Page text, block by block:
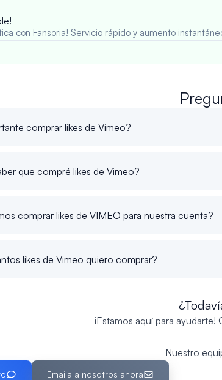
con Fansoria! Servicio rápido y aumento
comprar likes de Vimeo?
que compré likes de Vimeo?
comprar likes de VIMEO para nuestra cuenta?
likes de Vimeo quiero comprar?
¡Estamos aquí para
Nuestro
Emaila a nosotros ahora